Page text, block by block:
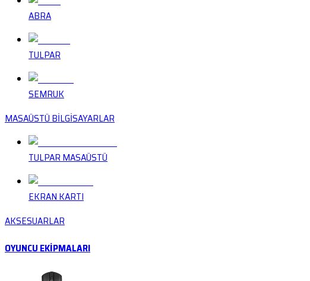
ABRA
TULPAR
SEMRUK
MASAÜSTÜ BİLGİSAYARLAR
TULPAR MASAÜSTÜ
EKRAN KARTI
AKSESUARLAR
OYUNCU EKİPMALARI